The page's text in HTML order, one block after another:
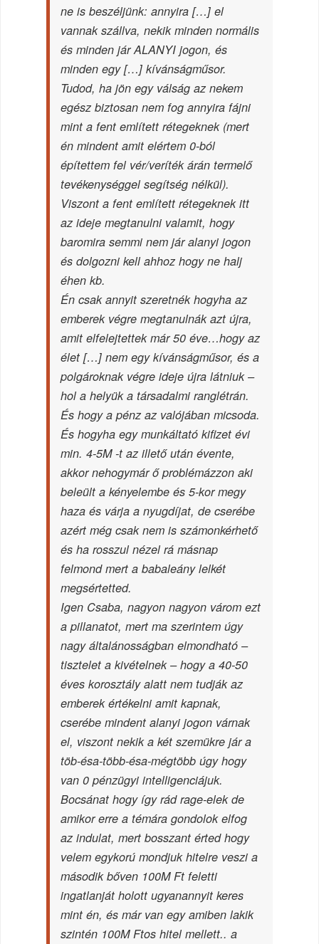
ne is beszéljünk: annyira […] el
vannak szállva, nekik minden normális
és minden jár ALANYI jogon, és
minden egy […] kívánságműsor.
Tudod, ha jön egy válság az nekem
egész biztosan nem fog annyira fájni
mint a fent említett rétegeknek (mert
én mindent amit elértem 0-ból
építettem fel vér/veríték árán termelő
tevékenységgel segítség nélkül).
Viszont a fent említett rétegeknek itt
az ideje megtanulni valamit, hogy
baromira semmi nem jár alanyi jogon
és dolgozni kell ahhoz hogy ne halj
éhen kb.
Én csak annyit szeretnék hogyha az
emberek végre megtanulnák azt újra,
amit elfelejtettek már 50 éve…hogy az
élet […] nem egy kívánságműsor, és a
polgároknak végre ideje újra látniuk –
hol a helyük a társadalmi ranglétrán.
És hogy a pénz az valójában micsoda.
És hogyha egy munkáltató kifizet évi
min. 4-5M -t az illető után évente,
akkor nehogymár ő problémázzon aki
beleült a kényelembe és 5-kor megy
haza és várja a nyugdíjat, de cserébe
azért még csak nem is számonkérhető
és ha rosszul nézel rá másnap
felmond mert a babaleány lelkét
megsértetted.
Igen Csaba, nagyon nagyon várom ezt
a pillanatot, mert ma szerintem úgy
nagy általánosságban elmondható –
tisztelet a kivételnek – hogy a 40-50
éves korosztály alatt nem tudják az
emberek értékelni amit kapnak,
cserébe mindent alanyi jogon várnak
el, viszont nekik a két szemükre jár a
töb-ésa-több-ésa-mégtöbb úgy hogy
van 0 pénzügyi intelligenciájuk.
Bocsánat hogy így rád rage-elek de
amikor erre a témára gondolok elfog
az indulat, mert bosszant érted hogy
velem egykorú mondjuk hitelre veszi a
második bőven 100M Ft feletti
ingatlanját holott ugyanannyit keres
mint én, és már van egy amiben lakik
szintén 100M Ftos hitel mellett.. a